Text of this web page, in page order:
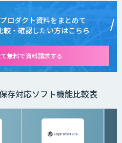
プロダクト資料をまとめて
較・確認したい方はこちら
無料で資料請求する
存対応ソフト機能比較表